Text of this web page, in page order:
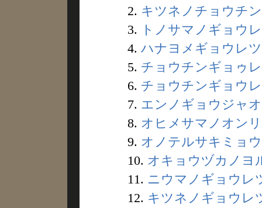
2. キツネノチョウチ
3.
トノサマノギョウ
4. ハナヨメギョウレ
5. チョウチンギョゥ
6. チョウチンギョウ
7. エンノギョウジャ
8. オヒメサマノオン
9. オノテルサキミョ
10. オキョウヅカノヨ
11. ニウマノギョウレ
12. キツネノギョウレ